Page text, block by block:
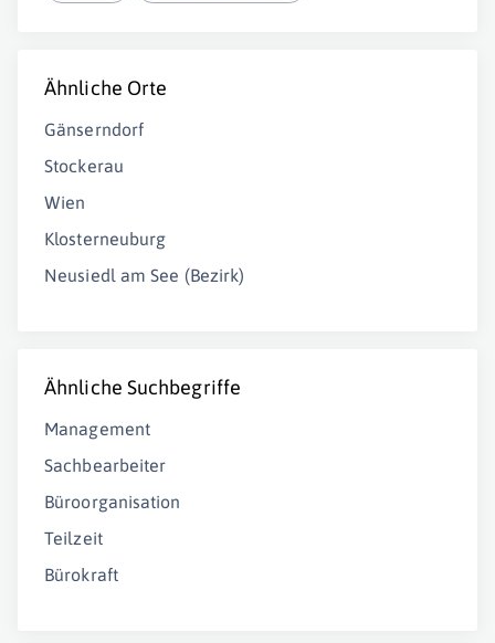
Ähnliche Orte
Gänserndorf
Stockerau
Wien
Klosterneuburg
Neusiedl am See (Bezirk)
Ähnliche Suchbegriffe
Management
Sachbearbeiter
Büroorganisation
Teilzeit
Bürokraft